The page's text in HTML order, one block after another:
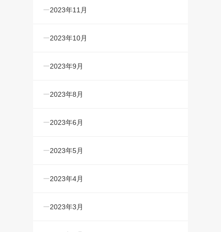
2023年11月
2023年10月
2023年9月
2023年8月
2023年6月
2023年5月
2023年4月
2023年3月